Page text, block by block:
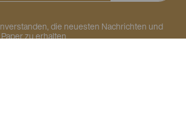
die neuesten Nachrichten und
zu erhalten